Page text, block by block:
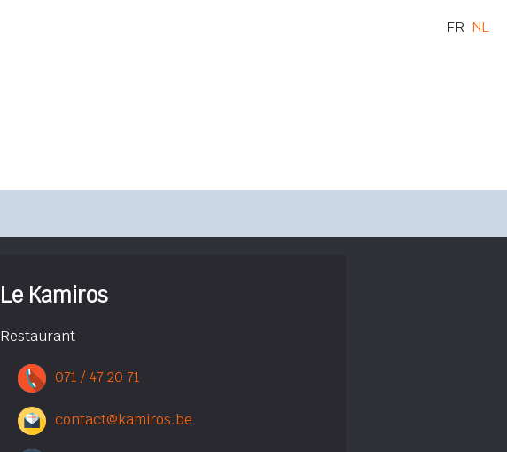
FR NL
Le Kamiros
Restaurant
071 / 47 20 71
contact@kamiros.be